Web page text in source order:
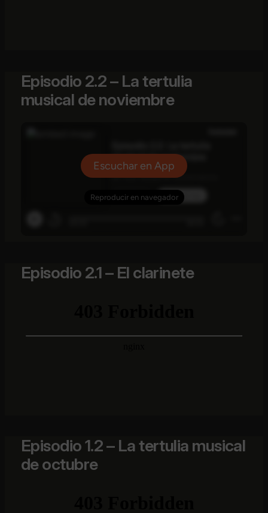
Episodio 2.2 – La tertulia
musical de noviembre
Episodio 2.1 – El clarinete
Episodio 1.2 – La tertulia musical
de octubre